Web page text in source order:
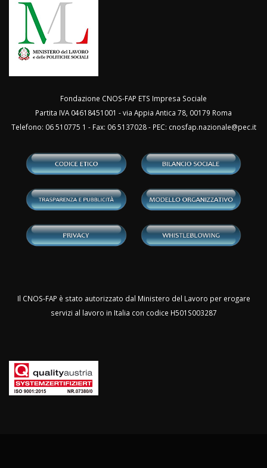
Fondazione CNOS-FAP ETS Impresa Sociale
Partita IVA 04618451001 - via Appia Antica 78, 00179 Roma
Telefono: 06 510775 1 - Fax: 06 5137028 - PEC: cnosfap.nazionale@pec.it
Il CNOS-FAP è stato autorizzato dal Ministero del Lavoro per erogare
servizi al lavoro in Italia con codice H501S003287